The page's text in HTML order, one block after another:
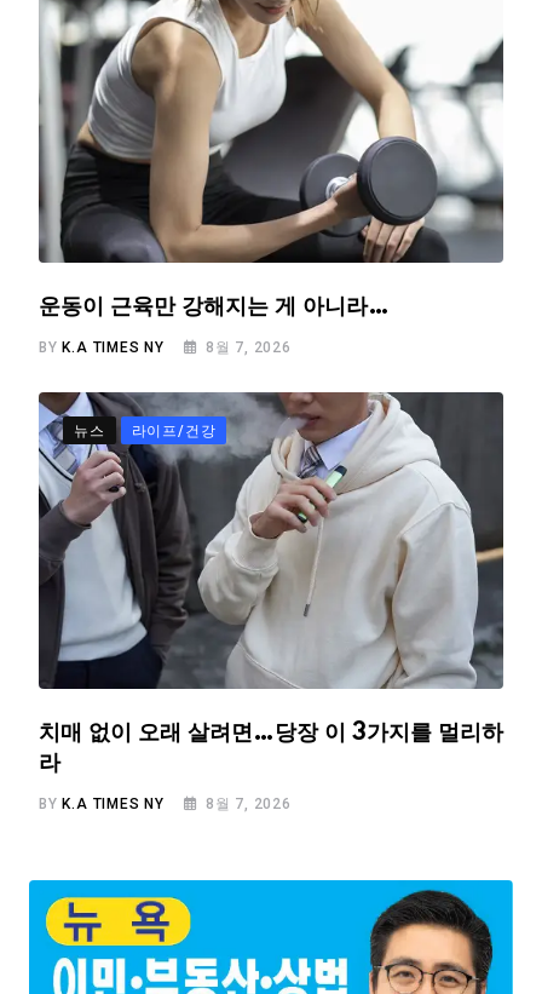
운동이 근육만 강해지는 게 아니라…
BY K.A TIMES NY 8월 7, 2026
뉴스 라이프/건강
치매 없이 오래 살려면…당장 이 3가지를 멀리하
라
BYK.A TIMES NY 8월 7, 2026